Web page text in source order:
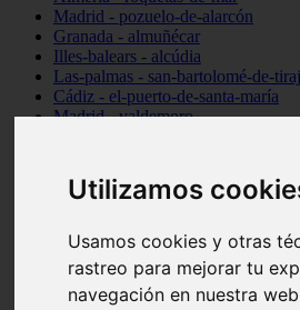
Utilizamos
Usamos cookies y otras
rastreo para mejorar tu
navegación en nuestra
Madrid - pozuelo-de-alarcón
Granada - almuñécar
Illes-balears - alcúdia
Las-palmas - san-bartolomé-de-
Cádiz - el-puerto-de-santa-maría
Madrid - valdemoro
Cantabria - suances
Sevilla - bormujos
Málaga - júzcar
Huesca - alquézar
Huesca - castejón-de-sos